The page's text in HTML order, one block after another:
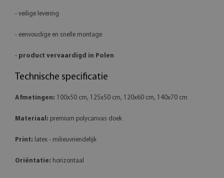
- veilige levering
- eenvoudige en snelle montage
- product vervaardigd in Polen
Technische specificatie
Afmetingen: 100x50 cm, 125x50 cm, 120x60 cm, 140x70 cm
Materiaal: premium polycanvas doek
Print: latex - milieuvriendelijk
Oriëntatie: horizontaal